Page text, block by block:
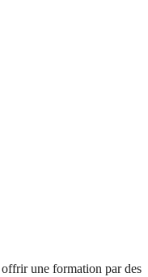
offrir une formation par des